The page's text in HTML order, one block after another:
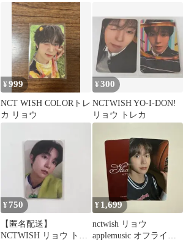
¥999
NCT WISH COLORトレ
カ リョウ
¥300
NCTWISH YO-I-DON!
リョウ トレカ
¥ 750
【匿名配送】
NCTWISH リョウ トレ
¥ 1,699
nctwish リョウ
applemusic オフライン